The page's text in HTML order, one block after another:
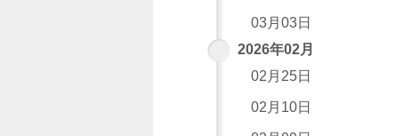
03月03日
2026年02月
02月25日
02月10日